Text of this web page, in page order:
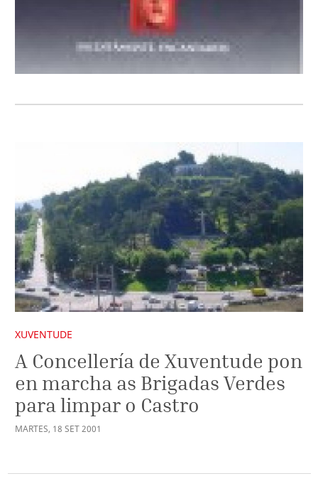
XUVENTUDE
A Concellería de Xuventude pon
en marcha as Brigadas Verdes
para limpar o Castro
MARTES, 18 SET2001